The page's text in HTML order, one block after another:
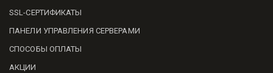
SSL-СЕРТИФИКАТЫ
ПАНЕЛИ УПРАВЛЕНИЯ СЕРВЕРАМИ
СПОСОБЫ ОПЛАТЫ
АКЦИИ